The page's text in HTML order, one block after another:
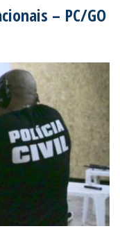
– PC/GO